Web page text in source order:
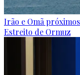
Irão e Omã
Estreito de Ormuz